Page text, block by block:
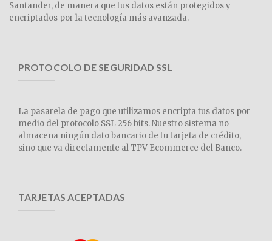
Santander, de manera que tus datos están protegidos y
encriptados por la tecnología más avanzada.
PROTOCOLO DE SEGURIDAD SSL
La pasarela de pago que utilizamos encripta tus datos por
medio del protocolo SSL 256 bits. Nuestro sistema no
almacena ningún dato bancario de tu tarjeta de crédito,
sino que va directamente al TPV Ecommerce del Banco.
TARJETAS ACEPTADAS